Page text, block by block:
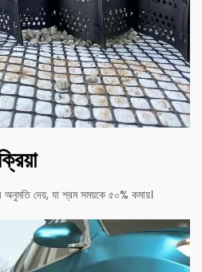
দেয়, যা শ্রম সময়কে ৫০% কমায়।